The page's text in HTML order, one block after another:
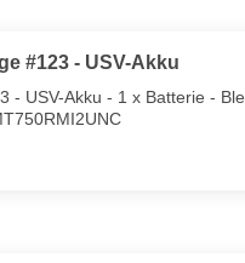
#123 - USV-Akku
- USV-Akku - 1 x Batterie -